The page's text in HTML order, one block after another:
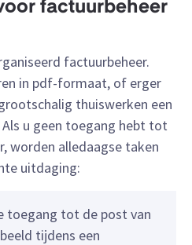
factuurbeheer
factuurbeheer.
in pdf-formaat, of erger
thuiswerken een
u geen toegang hebt tot
worden alledaagse taken
uitdaging:
toegang tot de post van
tijdens een